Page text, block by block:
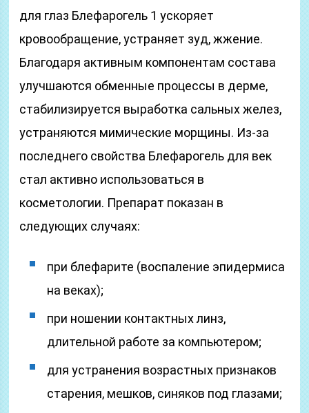
для глаз Блефарогель 1 ускоряет
кровообращение, устраняет зуд, жжение.
Благодаря активным компонентам состава
улучшаются обменные процессы в дерме,
стабилизируется выработка сальных желез,
устраняются мимические морщины. Из-за
последнего свойства Блефарогель для век
стал активно использоваться в
косметологии. Препарат показан в
следующих случаях:
при блефарите (воспаление эпидермиса
на веках);
при ношении контактных линз,
длительной работе за компьютером;
для устранения возрастных признаков
старения, мешков, синяков под глазами;